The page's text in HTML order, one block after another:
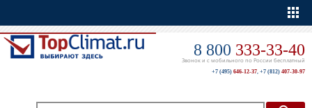
8 800 333-33-40
Звонок и с мобильного по России бесплатный
+7 (495) 646-12-37, +7 (812) 407-30-97